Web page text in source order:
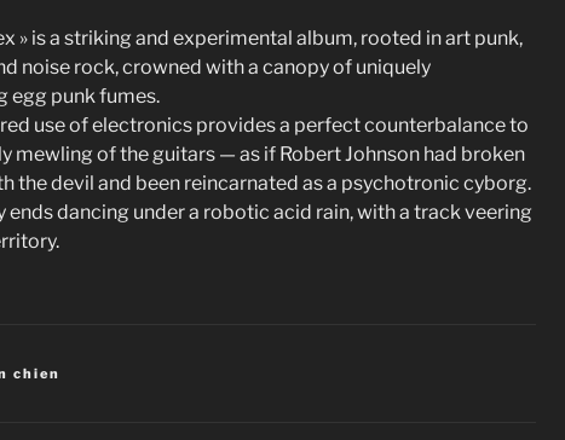
» is a striking and experimental album, rooted in art punk,
noise rock, crowned with a canopy of uniquely
egg punk fumes.
use of electronics provides a perfect counterbalance to
mewling of the guitars — as if Robert Johnson had broken
the devil and been reincarnated as a psychotronic cyborg.
ends dancing under a robotic acid rain, with a track veering
chien